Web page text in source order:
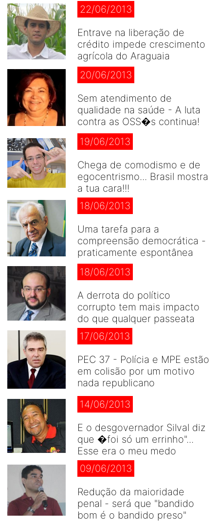
22/06/2013
Entrave na liberação de
crédito impede crescimento
agrícola do Araguaia
20/06/2013
Sem atendimento de
qualidade na saúde - A luta
contra as OSS�s continua!
19/06/2013
Chega de comodismo e de
egocentrismo... Brasil mostra
a tua cara!!!
18/06/2013
Uma tarefa para a
compreensão democrática -
praticamente espontânea
18/06/2013
A derrota do político
corrupto tem mais impacto
do que qualquer passeata
17/06/2013
PEC 37 - Polícia e MPE estão
em colisão por um motivo
nada republicano
14/06/2013
E o desgovernador Silval diz
que �foi só um errinho"...
Esse era o meu medo
09/06/2013
Redução da maioridade
penal - será que "bandido
bom é o bandido preso"